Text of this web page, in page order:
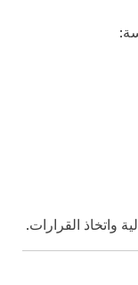
واتخاذ القرارات.